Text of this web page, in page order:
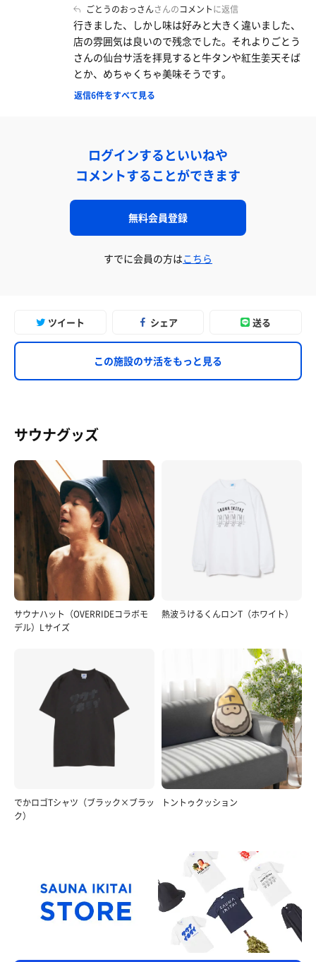
ごとうのおっさんさんのコメントに返信
行きました、しかし味は好みと大きく違いました、
店の雰囲気は良いので残念でした。それよりごとう
さんの仙台サ活を拝見すると牛タンや紅生姜天そば
とか、めちゃくちゃ美味そうです。
返信6件をすべて見る
ログインするといいねや
コメントすることができます
無料会員登録
すでに会員の方はこちら
ツイート シェア 送る
この施設のサ活をもっと見る
サウナグッズ
サウナハット（OVERRIDEコラボモ
デル）Lサイズ
熱波うけるくんロンT（ホワイト）
でかロゴTシャツ（ブラック×ブラッ
ク）
トントゥクッション